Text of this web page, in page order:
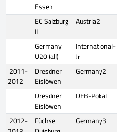
Essen
EC Salzburg
II
Austria2
Germany
U20 (all)
International-
Jr
2011-
2012
Dresdner
Eislöwen
Germany2
Dresdner
Eislöwen
DEB-Pokal
2012-
Füchse
Germany3